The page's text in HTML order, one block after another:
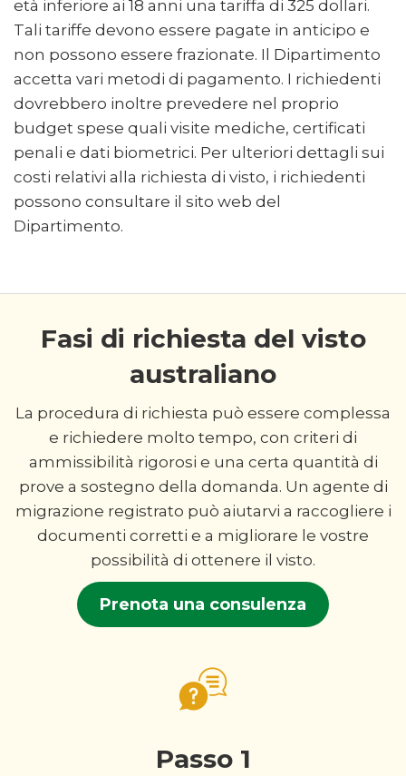
età inferiore ai 18 anni una tariffa di 325 dollari.
Tali tariffe devono essere pagate in anticipo e
non possono essere frazionate. Il Dipartimento
accetta vari metodi di pagamento. I richiedenti
dovrebbero inoltre prevedere nel proprio
budget spese quali visite mediche, certificati
penali e dati biometrici. Per ulteriori dettagli sui
costi relativi alla richiesta di visto, i richiedenti
possono consultare il sito web del
Dipartimento.
Fasi di richiesta del visto
australiano
La procedura di richiesta può essere complessa
e richiedere molto tempo, con criteri di
ammissibilità rigorosi e una certa quantità di
prove a sostegno della domanda. Un agente di
migrazione registrato può aiutarvi a raccogliere i
documenti corretti e a migliorare le vostre
possibilità di ottenere il visto.
Prenota una consulenza
Passo 1